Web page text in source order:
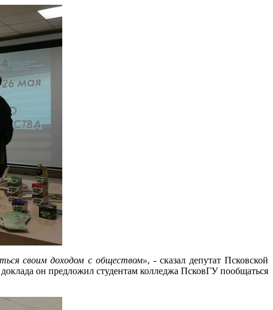
своим доходом с обществом», - сказал депутат Псковской
он предложил студентам колледжа ПсковГУ пообщаться